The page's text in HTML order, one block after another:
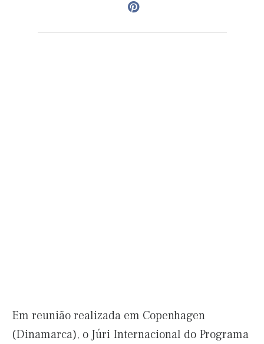
Em reunião realizada em Copenhagen
(Dinamarca), o Júri Internacional do Programa